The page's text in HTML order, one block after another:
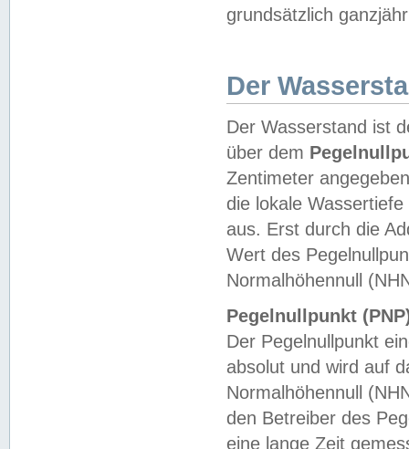
grundsätzlich
Der
Der Wasserstand ist
über dem
Zentimeter
die lokale
aus. Erst durch die
Wert des
Normalhöhennull
Pegelnullpunkt
Der Pegelnullpunkt
absolut und wird auf
Normalhöhennull
den Betreiber des
eine lange Zeit